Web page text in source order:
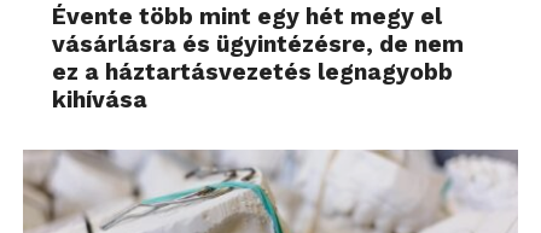
Évente több mint egy hét megy el
vásárlásra és ügyintézésre, de nem
ez a háztartásvezetés legnagyobb
kihívása